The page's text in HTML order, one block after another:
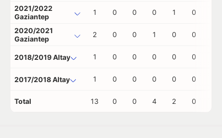
2021/2022
Gaziantep
1 0 0 0 1 0
2020/2021
Gaziantep
2 0 0 1 0 0
2018/2019 Altay 1 0 0 0 0 0
2017/2018 Altay 1 0 0 0 0 0
Total 13 0 0 4 2 0